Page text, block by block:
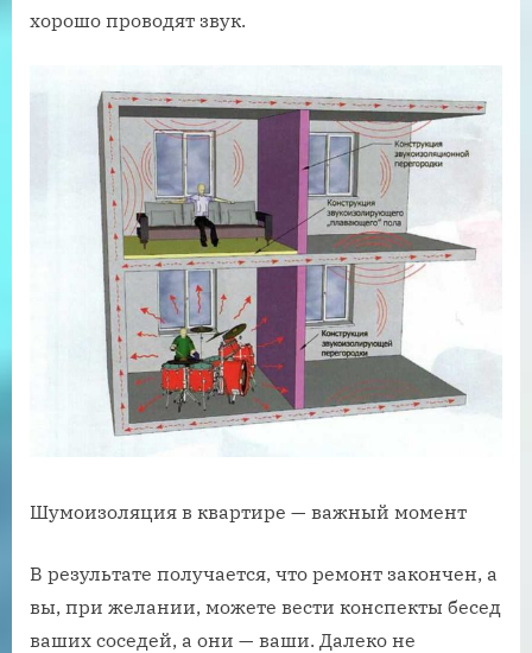
хорошо проводят звук.
Шумоизоляция в квартире — важный момент
В результате получается, что ремонт закончен, а
вы, при желании, можете вести конспекты бесед
ваших соседей, а они — ваши. Далеко не